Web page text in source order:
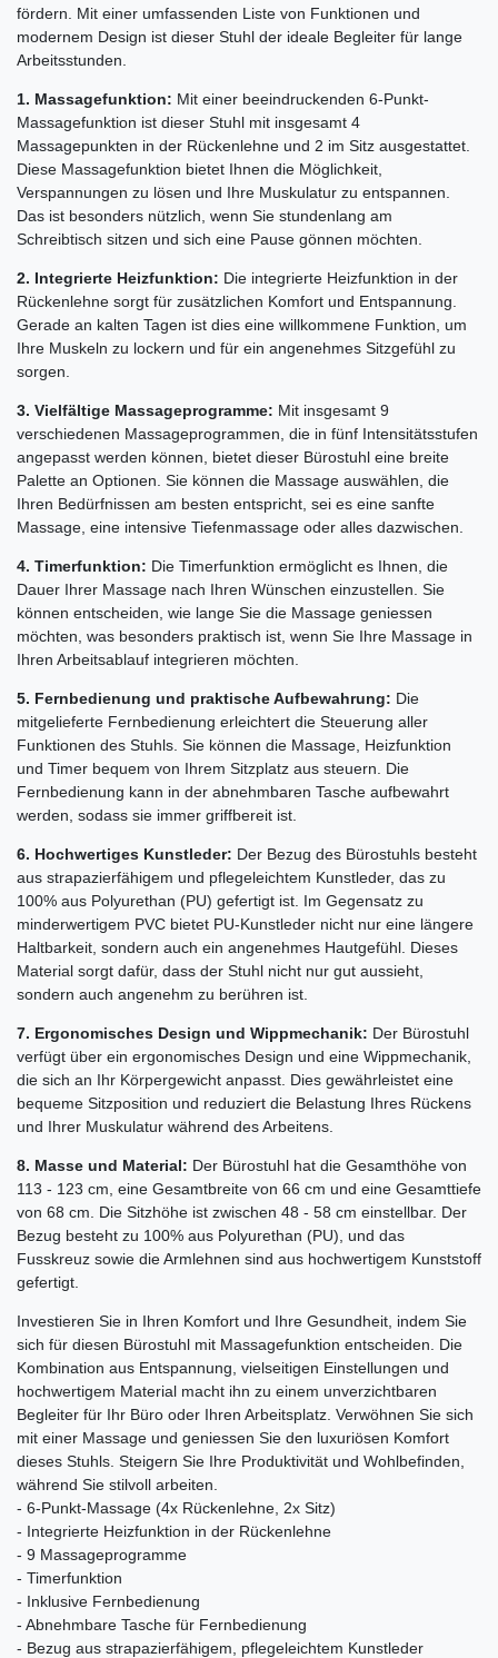
fördern. Mit einer umfassenden Liste von Funktionen und
modernem Design ist dieser Stuhl der ideale Begleiter für lange
Arbeitsstunden.
1. Massagefunktion: Mit einer beeindruckenden 6-Punkt-
Massagefunktion ist dieser Stuhl mit insgesamt 4
Massagepunkten in der Rückenlehne und 2 im Sitz ausgestattet.
Diese Massagefunktion bietet Ihnen die Möglichkeit,
Verspannungen zu lösen und Ihre Muskulatur zu entspannen.
Das ist besonders nützlich, wenn Sie stundenlang am
Schreibtisch sitzen und sich eine Pause gönnen möchten.
2. Integrierte Heizfunktion: Die integrierte Heizfunktion in der
Rückenlehne sorgt für zusätzlichen Komfort und Entspannung.
Gerade an kalten Tagen ist dies eine willkommene Funktion, um
Ihre Muskeln zu lockern und für ein angenehmes Sitzgefühl zu
sorgen.
3. Vielfältige Massageprogramme: Mit insgesamt 9
verschiedenen Massageprogrammen, die in fünf Intensitätsstufen
angepasst werden können, bietet dieser Bürostuhl eine breite
Palette an Optionen. Sie können die Massage auswählen, die
Ihren Bedürfnissen am besten entspricht, sei es eine sanfte
Massage, eine intensive Tiefenmassage oder alles dazwischen.
4. Timerfunktion: Die Timerfunktion ermöglicht es Ihnen, die
Dauer Ihrer Massage nach Ihren Wünschen einzustellen. Sie
können entscheiden, wie lange Sie die Massage geniessen
möchten, was besonders praktisch ist, wenn Sie Ihre Massage in
Ihren Arbeitsablauf integrieren möchten.
5. Fernbedienung und praktische Aufbewahrung: Die
mitgelieferte Fernbedienung erleichtert die Steuerung aller
Funktionen des Stuhls. Sie können die Massage, Heizfunktion
und Timer bequem von Ihrem Sitzplatz aus steuern. Die
Fernbedienung kann in der abnehmbaren Tasche aufbewahrt
werden, sodass sie immer griffbereit ist.
6. Hochwertiges Kunstleder: Der Bezug des Bürostuhls besteht
aus strapazierfähigem und pflegeleichtem Kunstleder, das zu
100% aus Polyurethan (PU) gefertigt ist. Im Gegensatz zu
minderwertigem PVC bietet PU-Kunstleder nicht nur eine längere
Haltbarkeit, sondern auch ein angenehmes Hautgefühl. Dieses
Material sorgt dafür, dass der Stuhl nicht nur gut aussieht,
sondern auch angenehm zu berühren ist.
7. Ergonomisches Design und Wippmechanik: Der Bürostuhl
verfügt über ein ergonomisches Design und eine Wippmechanik,
die sich an Ihr Körpergewicht anpasst. Dies gewährleistet eine
bequeme Sitzposition und reduziert die Belastung Ihres Rückens
und Ihrer Muskulatur während des Arbeitens.
8. Masse und Material: Der Bürostuhl hat die Gesamthöhe von
113 - 123 cm, eine Gesamtbreite von 66 cm und eine Gesamttiefe
von 68 cm. Die Sitzhöhe ist zwischen 48 - 58 cm einstellbar. Der
Bezug besteht zu 100% aus Polyurethan (PU), und das
Fusskreuz sowie die Armlehnen sind aus hochwertigem Kunststoff
gefertigt.
Investieren Sie in Ihren Komfort und Ihre Gesundheit, indem Sie
sich für diesen Bürostuhl mit Massagefunktion entscheiden. Die
Kombination aus Entspannung, vielseitigen Einstellungen und
hochwertigem Material macht ihn zu einem unverzichtbaren
Begleiter für Ihr Büro oder Ihren Arbeitsplatz. Verwöhnen Sie sich
mit einer Massage und geniessen Sie den luxuriösen Komfort
dieses Stuhls. Steigern Sie Ihre Produktivität und Wohlbefinden,
während Sie stilvoll arbeiten.
- 6-Punkt-Massage (4x Rückenlehne, 2x Sitz)
- Integrierte Heizfunktion in der Rückenlehne
- 9 Massageprogramme
- Timerfunktion
- Inklusive Fernbedienung
- Abnehmbare Tasche für Fernbedienung
- Bezug aus strapazierfähigem, pflegeleichtem Kunstleder